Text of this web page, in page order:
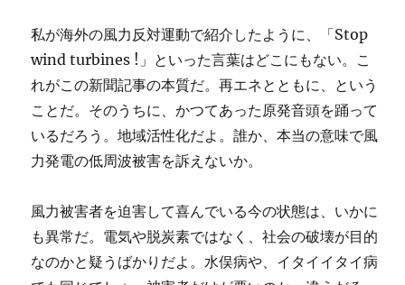
私が海外の風力反対運動で紹介したように、「Stop
wind turbines !」といった言葉はどこにもない。こ
れがこの新聞記事の本質だ。再エネとともに、という
ことだ。そのうちに、かつてあった原発音頭を踊って
いるだろう。地域活性化だよ。誰か、本当の意味で風
力発電の低周波被害を訴えないか。
風力被害者を迫害して喜んでいる今の状態は、いかに
も異常だ。電気や脱炭素ではなく、社会の破壊が目的
なのかと疑うばかりだよ。水俣病や、イタイイタイ病